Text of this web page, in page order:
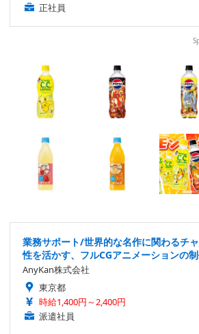
正社員
業務サポート/世界的な名作に関わるチ
性を活かす、フルCGアニメーションの
AnyKan株式会社
東京都
時給1,400円～2,400円
派遣社員